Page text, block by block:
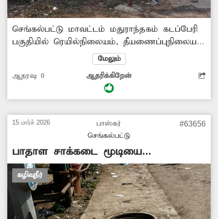
செங்கல்பட்டு மாவட்டம் மதுராந்தகம் கடப்பேரி
பகுதியில் ரெயில்நிலையம், தீயணைப்புநிலையம்
ஆகிய இடங்களுக்கு செல்லும் சாலையில்
உள்ள கண்காணிப்பு கேமராக்கள் கண்காணிப்பு
இல்லாமல் சேதமடைந்து உள்ளது. இதனால்
இரவு நேரங்களில் திருட்டு சம்பவங்கள் போன்ற
உள்ளனர். எனவே சம்பந்தப்பட்ட மாநகராட்சி
துறை அதிகாரிகள் நடவடிக்கை எடுத்து
சீரமைக்கவேண்டும்.
மேலும்
ஆதரவு: 0 ஆதரிக்கிறேன்
15 மார்ச் 2026
பாஸ்கர்
செங்கல்பட்டு
#63656
பாதாள சாக்கடை மூடியை
காணவில்லை
கழிவுநீர்